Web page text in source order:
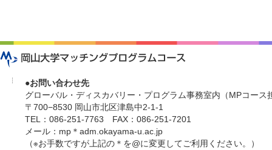
●お問い合わせ先
グローバル・ディスカバリー・プログラム事務室内（MPコース
〒700−8530 岡山市北区津島中2-1-1
TEL：086-251-7763 FAX：086-251-7201
メール：mp＊adm.okayama-u.ac.jp
（※お手数ですが上記の＊を@に変更してご利用ください。）